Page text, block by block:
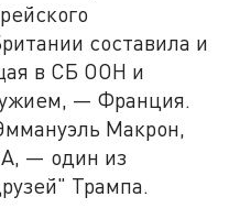
составила и
в СБ ООН и
— Франция.
Макрон,
— один из
Трампа.